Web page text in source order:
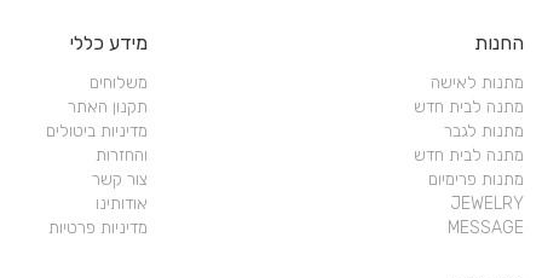
החנות
מתנות לאישה
מתנה לבית חדש
מתנות לגבר
מתנה לבית חדש
מתנות פרימיום
JEWELRY
MESSAGE
מידע כללי
משלוחים
תקנון האתר
מדיניות ביטולים
והחזרות
צור קשר
אודותינו
מדיניות פרטיות